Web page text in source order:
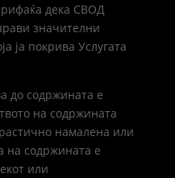
дека СВОД
значителни
ја покрива Услугата
до содржината е
на содржината
намалена или
на содржината е
или